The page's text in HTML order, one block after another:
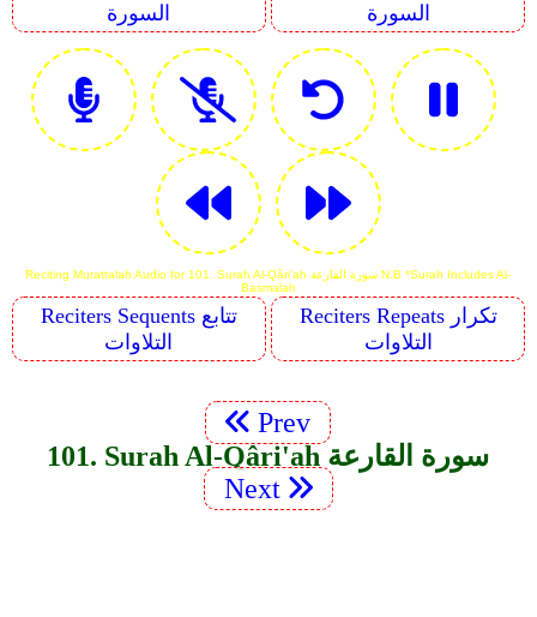
السورة
السورة
Reciting Murattalah Audio for 101. Surah Al-Qâri'ah سورة القارعة N.B *Surah Includes Al-
Basmalah
Reciters Sequents تتابع
التلاوات
Reciters Repeats تكرار
التلاوات
Prev
101. Surah Al-Qâri'ah سورة القارعة
Next